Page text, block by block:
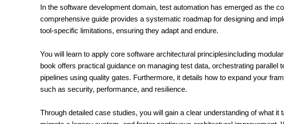
In the software development domain, test automation has emerged as the
comprehensive guide provides a systematic roadmap for designing and
tool-specific limitations, ensuring they adapt and endure.
You will learn to apply core software architectural principlesincluding
book offers practical guidance on managing test data, orchestrating
pipelines using quality gates. Furthermore, it details how to expand your
such as security, performance, and resilience.
Through detailed case studies, you will gain a clear understanding of what